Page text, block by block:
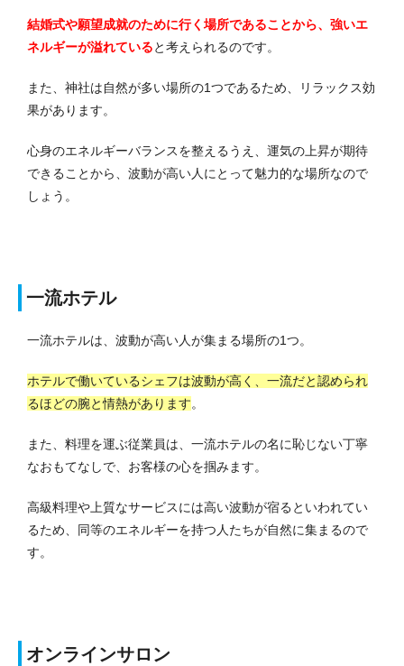
結婚式や願望成就のために行く場所であることから、強いエ
ネルギーが溢れていると考えられるのです。
また、神社は自然が多い場所の1つであるため、リラックス効
果があります。
心身のエネルギーバランスを整えるうえ、運気の上昇が期待
できることから、波動が高い人にとって魅力的な場所なので
しょう。
一流ホテル
一流ホテルは、波動が高い人が集まる場所の1つ。
ホテルで働いているシェフは波動が高く、一流だと認められ
るほどの腕と情熱があります。
また、料理を運ぶ従業員は、一流ホテルの名に恥じない丁寧
なおもてなしで、お客様の心を掴みます。
高級料理や上質なサービスには高い波動が宿るといわれてい
るため、同等のエネルギーを持つ人たちが自然に集まるので
す。
オンラインサロン